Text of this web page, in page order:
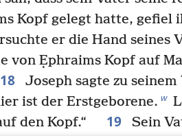
Kopf gelegt hatte, gefiel
er die Hand seines
von Ẹphraims Kopf auf
18
Joseph sagte zu seinem
ist der Erstgeborene. w
den Kopf.“
19
Sein